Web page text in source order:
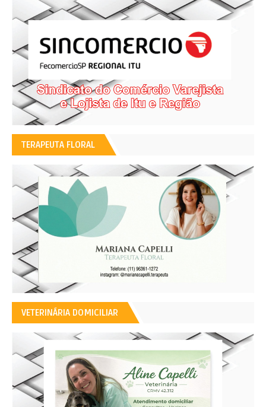
TERAPEUTA FLORAL
VETERINÁRIA DOMICILIAR